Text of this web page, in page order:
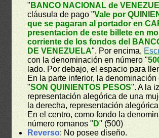
" BANCO NACIONAL de
cláusula de pago "Vale por
que se pagaran al portador en
presentacion de este billete en
corriente de los fondos del
DE VENEZUELA". Por encima,
con la denominación en número "
lado. Por debajo, el espacio para
En la parte inferior, la denominación
"SON QUINIENTOS PESOS". A la
representación alegórica de una
la derecha, representación
En el centro, como fondo la
número romanos " D" (500)
Reverso: No posee diseño.